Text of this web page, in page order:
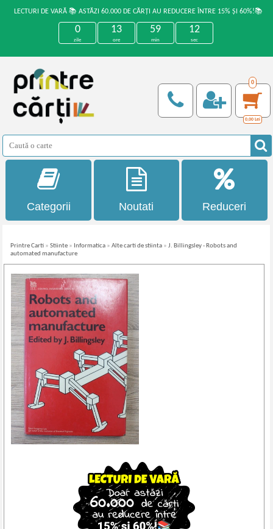
LECTURI DE VARĂ 📚 ASTĂZI 60.000 DE CĂRȚI AU REDUCERE ÎNTRE 15% ȘI 60%!📚
0
zile
13
ore
59
min
12
sec
0
0,00 Lei
Categorii Noutati Reduceri
Printre Carti »Stiinte » Informatica »Alte carti de stiinta »J. Billingsley - Robots and
automated manufacture